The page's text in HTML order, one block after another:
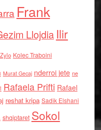
Frank
Llojdia Ilir
Kolec Traboini
Murat Gecaj nderroi jete ne
Rafaela Prifti Rafael
reshat kripa Sadik Elshani
shqiptaret Sokol